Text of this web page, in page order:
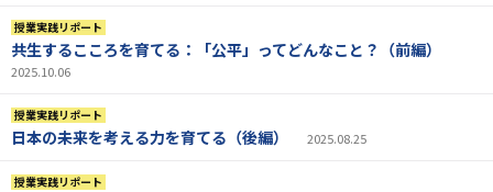
授業実践リポート
共生するこころを育てる：「公平」ってどんなこと？（前編）
2025.10.06
授業実践リポート
日本の未来を考える力を育てる（後編） 2025.08.25
授業実践リポート